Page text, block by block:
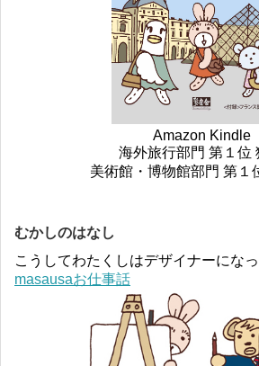
Amazon Kindle
海外旅行部門 第１位
美術館・博物館部門 第１
むかしのはなし
こうしてわたくしはデザイナーにな
masausaお仕事話